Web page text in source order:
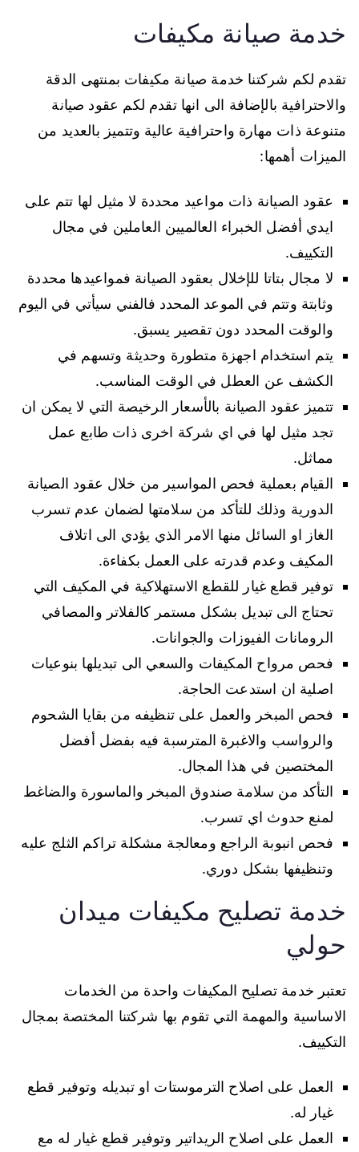
خدمة صيانة مكيفات
تقدم لكم شركتنا خدمة صيانة مكيفات بمنتهى الدقة
والاحترافية بالإضافة الى انها تقدم لكم عقود صيانة
متنوعة ذات مهارة واحترافية عالية وتتميز بالعديد من
الميزات أهمها:
عقود الصيانة ذات مواعيد محددة لا مثيل لها تتم على
ايدي أفضل الخبراء العالميين العاملين في مجال
التكييف.
لا مجال بتاتا للإخلال بعقود الصيانة فمواعيدها محددة
وثابتة وتتم في الموعد المحدد فالفني سيأتي في اليوم
والوقت المحدد دون تقصير يسبق.
يتم استخدام اجهزة متطورة وحديثة وتسهم في
الكشف عن العطل في الوقت المناسب.
تتميز عقود الصيانة بالأسعار الرخيصة التي لا يمكن ان
تجد مثيل لها في اي شركة اخرى ذات طابع عمل
مماثل.
القيام بعملية فحص المواسير من خلال عقود الصيانة
الدورية وذلك للتأكد من سلامتها لضمان عدم تسرب
الغاز او السائل منها الامر الذي يؤدي الى اتلاف
المكيف وعدم قدرته على العمل بكفاءة.
توفير قطع غيار للقطع الاستهلاكية في المكيف التي
تحتاج الى تبديل بشكل مستمر كالفلاتر والمصافي
الرومانات الفيوزات والجوانات.
فحص مرواح المكيفات والسعي الى تبديلها بنوعيات
اصلية ان استدعت الحاجة.
فحص المبخر والعمل على تنظيفه من بقايا الشحوم
والرواسب والاغبرة المترسبة فيه بفضل أفضل
المختصين في هذا المجال.
التأكد من سلامة صندوق المبخر والماسورة والضاغط
لمنع حدوث اي تسرب.
فحص انبوبة الراجع ومعالجة مشكلة تراكم الثلج عليه
وتنظيفها بشكل دوري.
خدمة تصليح مكيفات ميدان
حولي
تعتبر خدمة تصليح المكيفات واحدة من الخدمات
الاساسية والمهمة التي تقوم بها شركتنا المختصة بمجال
التكييف.
العمل على اصلاح الترموستات او تبديله وتوفير قطع
غيار له.
العمل على اصلاح الريداتير وتوفير قطع غيار له مع